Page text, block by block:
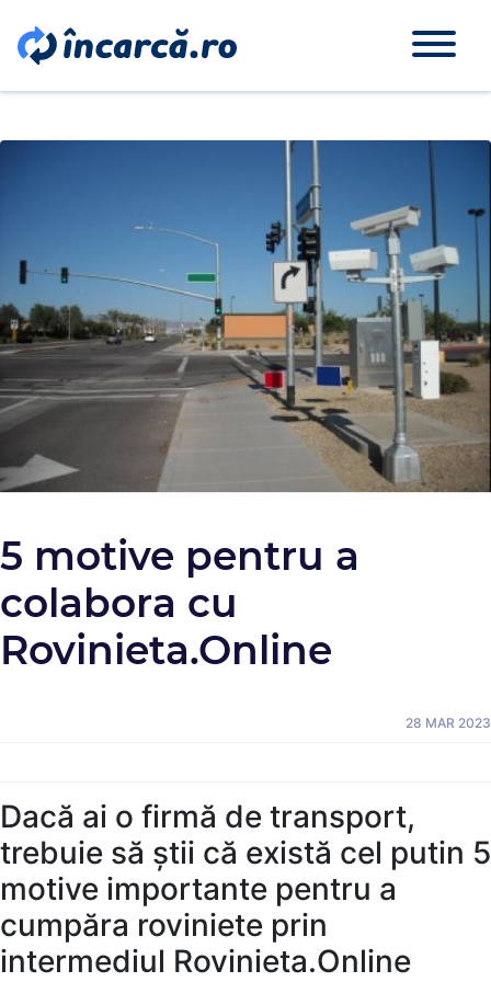
5 motive pentru a
colabora cu
Rovinieta.Online
28 MAR 2023
Dacă ai o firmă de transport,
trebuie să știi că există cel putin 5
motive importante pentru a
cumpăra roviniete prin
intermediul Rovinieta.Online